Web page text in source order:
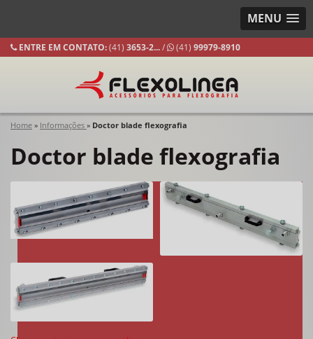
MENU
ENTRE EM CONTATO:(41) 3653-2.../ (41) 99979-8910
Home » Informações » Doctor blade flexografia
Doctor blade flexografia